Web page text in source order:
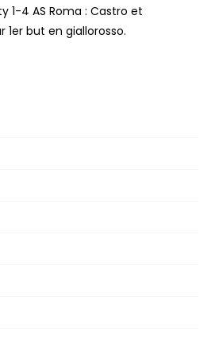
1-4 AS Roma : Castro et
1er but en giallorosso.